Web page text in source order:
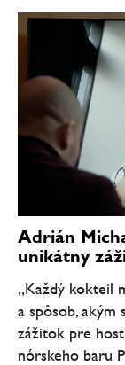
Adrián
unikátny
„Každý kokteil
a spôsob,
zážitok pre
nórskeho baru